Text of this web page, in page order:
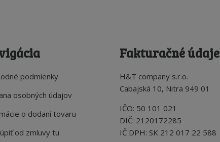
podmienky
osobných údajov
o dodaní tovaru
od zmluvy tu
Fakturačné údaje
H&T company s.r.o.
Cabajská 10, Nitra 949 01
IČO: 50 101 021
DIČ: 2120172285
IČ DPH: SK 212 017 22 588